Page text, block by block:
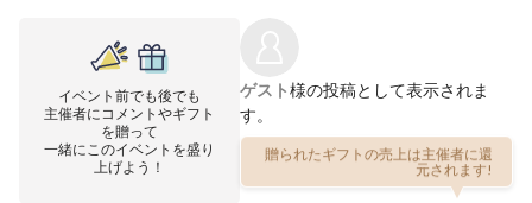
イベント前でも後でも
主催者にコメントやギフト
を贈って
一緒にこのイベントを盛り
上げよう！
ゲスト様の投稿として表示されま
す。
贈られたギフトの売上は主催者に還
元されます!